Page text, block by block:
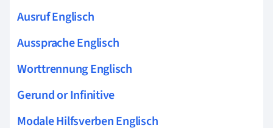
Ausruf Englisch
Aussprache Englisch
Worttrennung Englisch
Gerund or Infinitive
Modale Hilfsverben Englisch